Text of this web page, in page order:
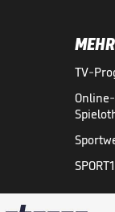
MEHR
TV-